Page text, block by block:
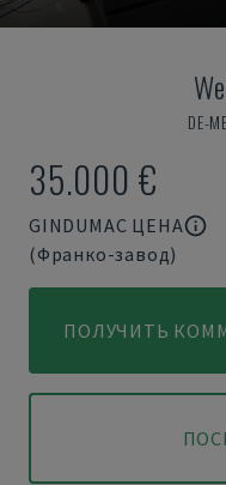
DE-
35.000 €
GINDUMAC ЦЕНА
(Франко-завод)
ПОЛУЧИТЬ